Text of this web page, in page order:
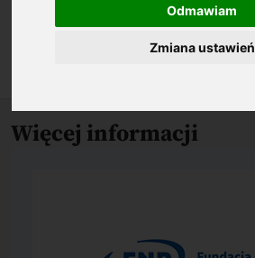
Odmawiam
Zmiana ustawień
O nagrodzonym osiągnięciu
Więcej informacji